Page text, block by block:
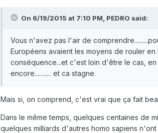
On 6/19/2015 at 7:10 PM, PEDRO said:
Vous n'avez pas l'air de
Européens avaient les moyens de rouler
conséquence...et c'est loin d'être le cas,
encore........... et ca stagne.
Mais si, on comprend, c'est vrai que ça fait
Dans le même temps, quelques centaines de
quelques milliards d'autres homo sapiens